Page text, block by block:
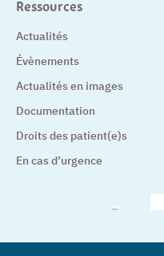
Ressources
Actualités
Évènements
Actualités en images
Documentation
Droits des patient(e)s
En cas d’urgence